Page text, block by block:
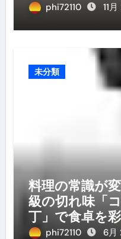
phi72110 11
未分類
料理の常識が
級の切れ味「
丁」で食卓を彩
phi72110 6月